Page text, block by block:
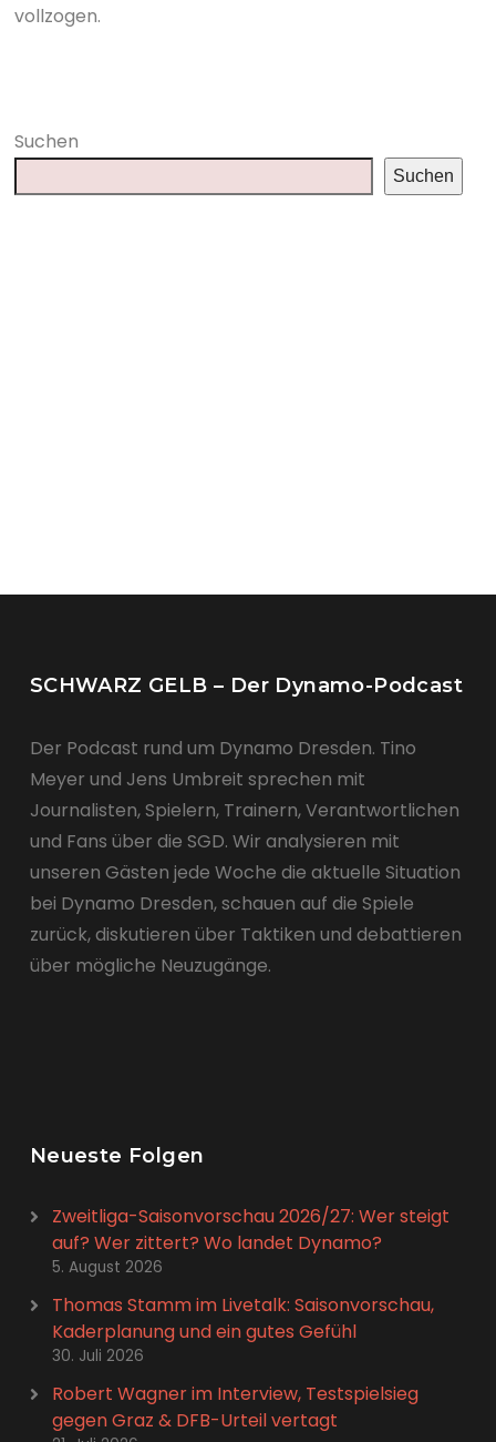
vollzogen.
Suchen
Suchen
SCHWARZ GELB – Der Dynamo-Podcast
Der Podcast rund um Dynamo Dresden. Tino
Meyer und Jens Umbreit sprechen mit
Journalisten, Spielern, Trainern, Verantwortlichen
und Fans über die SGD. Wir analysieren mit
unseren Gästen jede Woche die aktuelle Situation
bei Dynamo Dresden, schauen auf die Spiele
zurück, diskutieren über Taktiken und debattieren
über mögliche Neuzugänge.
Neueste Folgen
Zweitliga-Saisonvorschau 2026/27: Wer steigt
auf? Wer zittert? Wo landet Dynamo?
5. August 2026
Thomas Stamm im Livetalk: Saisonvorschau,
Kaderplanung und ein gutes Gefühl
30. Juli 2026
Robert Wagner im Interview, Testspielsieg
gegen Graz & DFB-Urteil vertagt